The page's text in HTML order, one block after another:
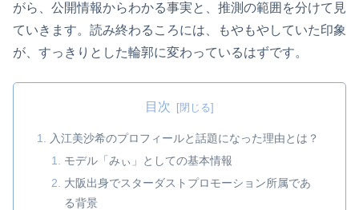
がら、公開情報からわかる事実と、推測の範囲を分けて見
ていきます。読み終わるころには、もやもやしていた印象
が、すっきりとした輪郭に変わっているはずです。
目次
入江美沙希のプロフィールと話題になった理由とは？
モデル「みぃ」としての基本情報
大阪出身でスターダストプロモーション所属であ
る背景